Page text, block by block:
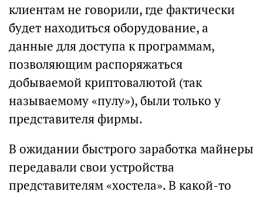
клиентам не говорили, где фактически
будет находиться оборудование, а
данные для доступа к программам,
позволяющим распоряжаться
добываемой криптовалютой (так
называемому «пулу»), были только у
представителя фирмы.
В ожидании быстрого заработка майнеры
передавали свои устройства
представителям «хостела». В какой-то